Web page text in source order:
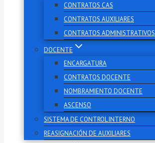
CONTRATOS CAS
CONTRATOS AUXILIARES
CONTRATOS ADMINISTRATIVOS
DOCENTE
ENCARGATURA
CONTRATOS DOCENTE
NOMBRAMIENTO DOCENTE
ASCENSO
SISTEMA DE CONTROL INTERNO
REASIGNACIÓN DE AUXILIARES